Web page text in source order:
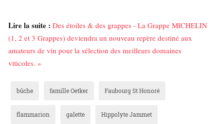
Lire la suite : Des étoiles & des grappes - La Grappe MICHELIN
(1, 2 et 3 Grappes) deviendra un nouveau repère destiné aux
amateurs de vin pour la sélection des meilleurs domaines
viticoles. »
bûche famille Oetker Faubourg St Honoré
flammarion galette Hippolyte Jammet